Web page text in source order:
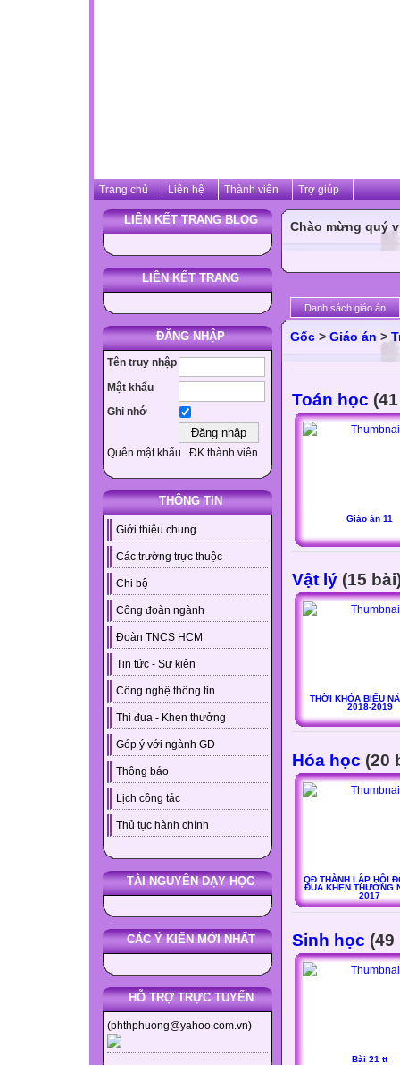
Trang chủ Liên hệ Thành viên Trợ giúp
LIÊN KẾT TRANG BLOG
LIÊN KẾT TRANG
ĐĂNG NHẬP
Tên truy nhập
Mật khẩu
Ghi nhớ
Quên mật khẩu ĐK thành viên
THÔNG TIN
Giới thiệu chung
Các trường trực thuộc
Chi bộ
Công đoàn ngành
Đoàn TNCS HCM
Tin tức - Sự kiện
Công nghệ thông tin
Thi đua - Khen thưởng
Góp ý với ngành GD
Thông báo
Lịch công tác
Thủ tục hành chính
TÀI NGUYÊN DẠY HỌC
CÁC Ý KIẾN MỚI NHẤT
HỖ TRỢ TRỰC TUYẾN
(phthphuong@yahoo.com.vn)
Chào mừng quý
Danh sách giáo án
Gốc > Giáo án >
Toán học
Giáo án 11
Vật lý (15
THỜI KHÓA BIỂU
2018-2019
Hóa học (20
QĐ THÀNH LẬP HỘI
ĐUA KHEN THƯỞNG
2017
Sinh học (49
Bài 21 tt